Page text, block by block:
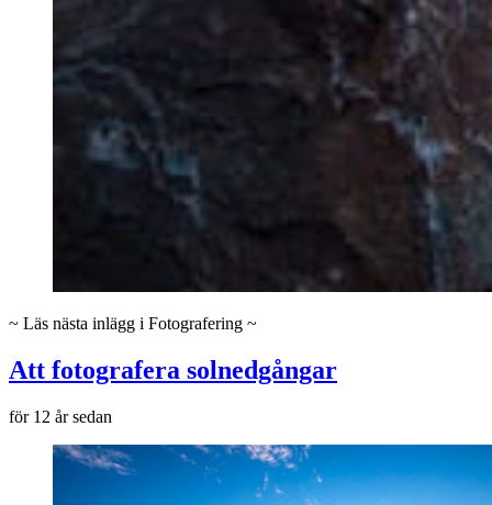
~ Läs nästa inlägg i Fotografering ~
Att fotografera solnedgångar
för 12 år sedan